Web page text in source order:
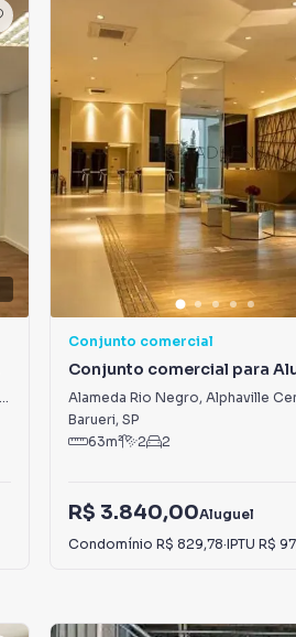
Conjunto comercial
Conjunto comercial para
Alphaville Centro Industrial
Empresarial/Alphaville.
Alameda Rio Negro, Alphaville Centro Industrial e
Barueri, SP
63m² 2 2
R$ 3.840,00Aluguel
Condomínio R$ 829,78·IPTU R$